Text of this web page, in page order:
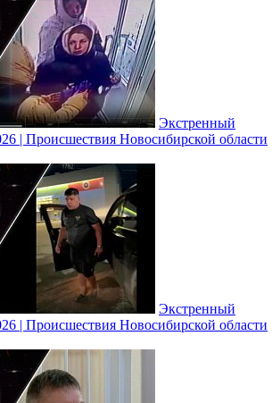
Экстренный
| Происшествия Новосибирской области
Экстренный
| Происшествия Новосибирской области